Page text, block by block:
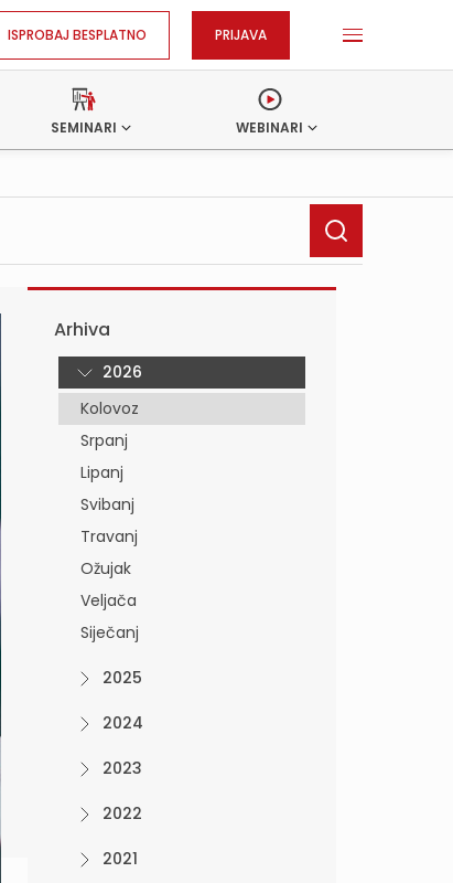
ISPROBAJ BESPLATNO PRIJAVA
SEMINARI WEBINARI
Arhiva
2026
Kolovoz
Srpanj
Lipanj
Svibanj
Travanj
Ožujak
Veljača
Siječanj
2025
2024
2023
2022
2021